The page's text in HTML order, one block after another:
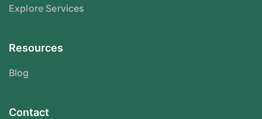
Explore Services
Resources
Blog
Contact